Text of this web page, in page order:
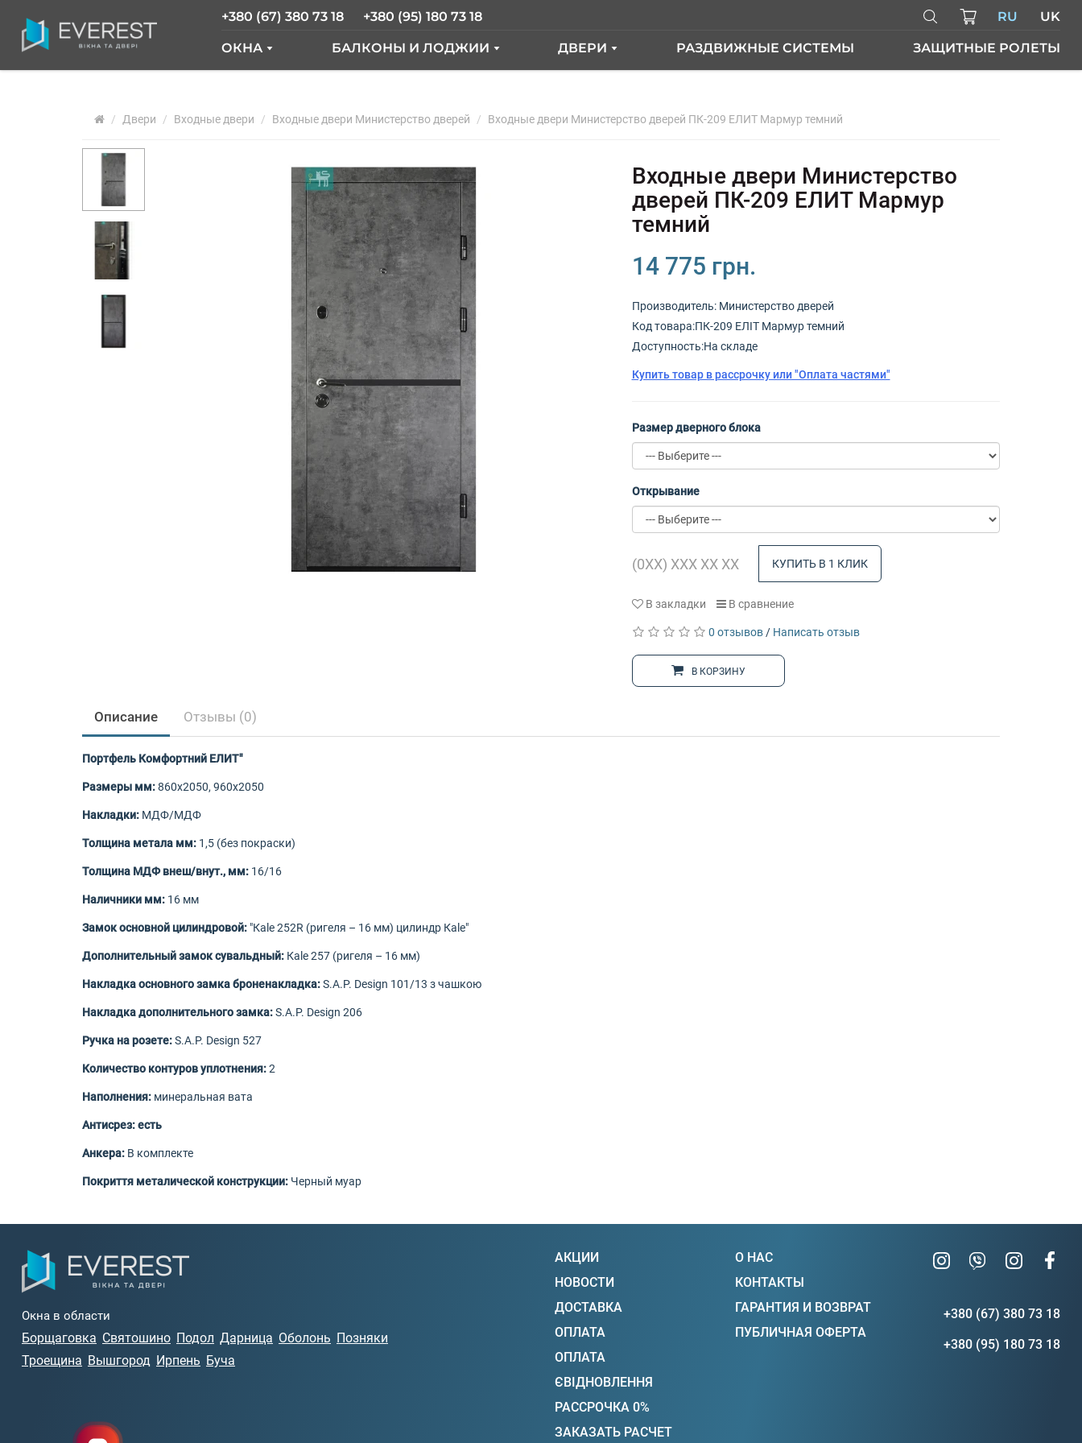
+380 (67) 380 73 18 +380 (95) 180 73 18 RU UK
ОКНА
ОКНА SALAMANDER
ОКНА "ОКНА НОВЫЕ"
ОКНА WDS
ОКНА REHAU
АРОЧНЫЕ ОКНА
ПАНОРАМНЫЕ ОКНА
АЛЮМИНИЕВЫЕ ОКНА
БАЛКОНЫ И ЛОДЖИИ
БАЛКОН С ВЫНОСОМ
ОСТЕКЛЕНИЕ ЛОДЖИИ
ОТДЕЛКА БАЛКОНА
ФРАНЦУЗКИЙ БАЛКОН
ДВЕРИ
МЕЖКОМНАТНЫЕ ДВЕРИ
РАЗДВИЖНЫЕ СИСТЕМЫ ЗАЩИТНЫЕ РОЛЕТЫ
Двери Входные двери Входные двери Министерство дверей Входные двери Министерство дверей ПК-209 ЕЛИТ Мармур темний
Входные двери Министерство
дверей ПК-209 ЕЛИТ Мармур
темний
14 775 грн.
Производитель: Министерство дверей
Код товарa:ПК-209 ЕЛІТ Мармур темний
Доступность:На складе
Купить товар в рассрочку или "Оплата частями"
Размер дверного блока
Открывание
КУПИТЬ В 1 КЛИК
В закладки В сравнение
0 отзывов/ Написать отзыв
В КОРЗИНУ
Описание Отзывы (0)
Портфель Комфортний ЕЛИТ"
Размеры мм:860х2050, 960х2050
Накладки: МДФ/МДФ
Толщина метала мм: 1,5 (без покраски)
Толщина МДФ внеш/внут., мм: 16/16
Наличники мм: 16 мм
Замок основной цилиндровой: "Кale 252R (ригеля – 16 мм) цилиндр Кale"
Дополнительный замок сувальдный: Кale 257 (ригеля – 16 мм)
Накладка основного замка броненакладка:S.A.P. Design 101/13 з чашкою
Накладка дополнительного замка:S.A.P. Design 206
Ручка на розете:S.A.P. Design 527
Количество контуров уплотнения:2
Наполнения: минеральная вата
Антисрез: есть
Анкера: В комплекте
Покриття металической конструкции: Черный муар
Окна в области
Борщаговка Святошино Подол Дарница Оболонь Позняки
Троещина Вышгород Ирпень Буча
АКЦИИ
НОВОСТИ
ДОСТАВКА
ОПЛАТА
ОПЛАТА
ЄВІДНОВЛЕННЯ
РАССРОЧКА 0%
ЗАКАЗАТЬ РАСЧЕТ
О НАС
КОНТАКТЫ
ГАРАНТИЯ И ВОЗВРАТ
ПУБЛИЧНАЯ ОФЕРТА
+380 (67) 380 73 18
+380 (95) 180 73 18